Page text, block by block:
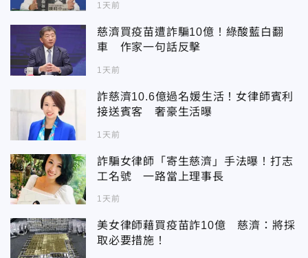
1天前
慈濟買疫苗遭詐騙10億！綠酸藍白翻
車 作家一句話反擊
1天前
詐慈濟10.6億過名媛生活！女律師賓利
接送賓客 奢豪生活曝
1天前
詐騙女律師「寄生慈濟」手法曝！打志
工名號 一路當上理事長
1天前
美女律師藉買疫苗詐10億 慈濟：將採
取必要措施！